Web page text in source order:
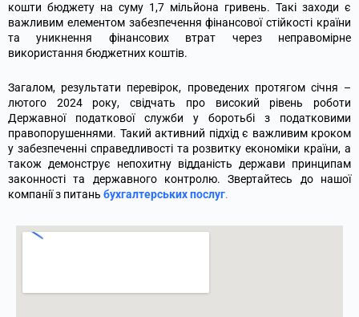
кошти бюджету на суму 1,7 мільйона гривень. Такі заходи є
важливим елементом забезпечення фінансової стійкості країни
та уникнення фінансових втрат через неправомірне
використання бюджетних коштів.
Загалом, результати перевірок, проведених протягом січня –
лютого 2024 року, свідчать про високий рівень роботи
Державної податкової служби у боротьбі з податковими
правопорушеннями. Такий активний підхід є важливим кроком
у забезпеченні справедливості та розвитку економіки країни, а
також демонструє непохитну відданість держави принципам
законності та державного контролю.
Звертайтесь до нашої
компанії з питань бухгалтерських послуг.